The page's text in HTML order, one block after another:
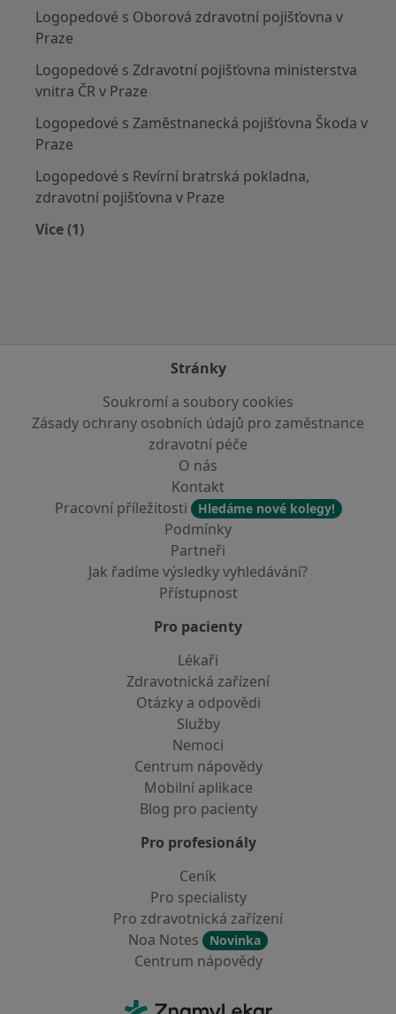
Logopedové s Oborová zdravotní pojišťovna v
Praze
Logopedové s Zdravotní pojišťovna ministerstva
vnitra ČR v Praze
Logopedové s Zaměstnanecká pojišťovna Škoda v
Praze
Logopedové s Revírní bratrská pokladna,
zdravotní pojišťovna v Praze
Více (1)
Stránky
Soukromí a soubory cookies
Zásady ochrany osobních údajů pro zaměstnance
zdravotní péče
O nás
Kontakt
Pracovní příležitosti
Hledáme nové kolegy!
Podmínky
Partneři
Jak řadíme výsledky vyhledávání?
Přístupnost
Pro pacienty
Lékaři
Zdravotnická zařízení
Otázky a odpovědi
Služby
Nemoci
Centrum nápovědy
Mobilní aplikace
Blog pro pacienty
Pro profesionály
Ceník
Pro specialisty
Pro zdravotnická zařízení
Noa Notes
Novinka
Centrum nápovědy
ZnamyLekar - Hlavní stránka